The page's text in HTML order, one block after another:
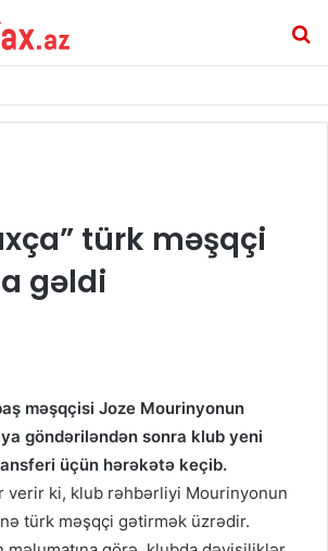
türk məşqçi
gəldi
məşqçisi Joze Mourinyonun
göndəriləndən sonra klub yeni
üçün hərəkətə keçib.
verir ki, klub rəhbərliyi Mourinyonun
türk məşqçi gətirmək üzrədir.